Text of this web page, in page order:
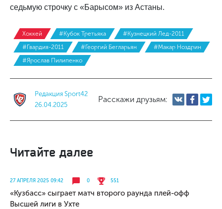
седьмую строчку с «Барысом» из Астаны.
Хоккей #Кубок Третьяка
#Кузнецкий Лед-2011
#Гвардия-2011
#Георгий Бегларьян
#Макар Ноздрин
#Ярослав Пилипенко
Редакция Sport42
26.04.2025
Расскажи друзьям:
Читайте далее
27 АПРЕЛЯ 2025 09:42 0 551
«Кузбасс» сыграет матч второго раунда плей-офф
Высшей лиги в Ухте